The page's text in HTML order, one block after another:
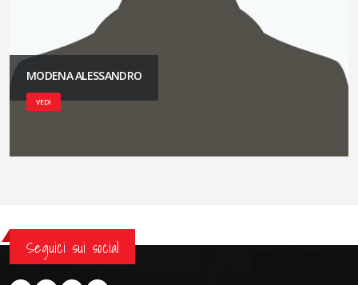
MODENA ALESSANDRO
VEDI
Seguici sui social